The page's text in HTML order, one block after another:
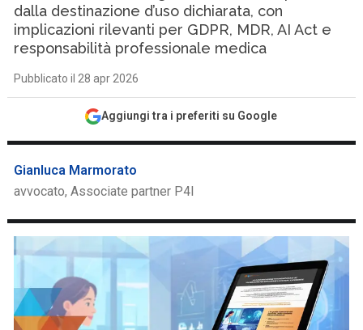
dalla destinazione d’uso dichiarata, con
implicazioni rilevanti per GDPR, MDR, AI Act e
responsabilità professionale medica
Pubblicato il 28 apr 2026
Aggiungi tra i preferiti su Google
Gianluca Marmorato
avvocato, Associate partner P4I